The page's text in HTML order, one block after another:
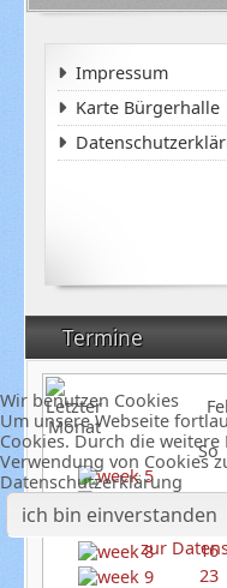
Termine
So
2
9
16
23
Impressum
Karte Bürgerhalle
Wir benutzen Cookies
Um unsere Webseite
Cookies. Durch die
Verwendung von Cookies
Datenschutzerklärung
ich bin einverstanden
zur